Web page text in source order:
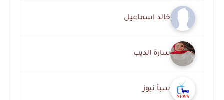
خالد اسماعيل
سارة الديب
سبأ نيوز